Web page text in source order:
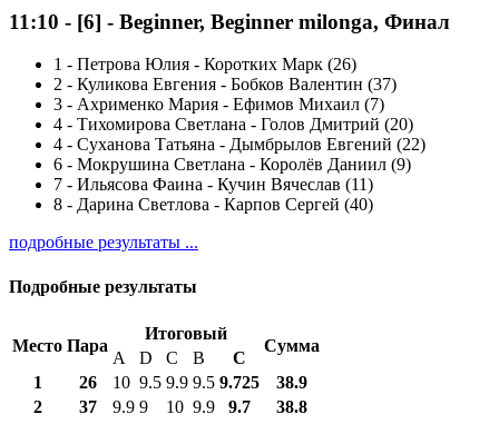
11:10 - [6] - Beginner, Beginner milonga, Финал
1 - Петрова Юлия - Коротких Марк (26)
2 - Куликова Евгения - Бобков Валентин (37)
3 - Ахрименко Мария - Ефимов Михаил (7)
4 - Тихомирова Светлана - Голов Дмитрий (20)
4 - Суханова Татьяна - Дымбрылов Евгений (22)
6 - Мокрушина Светлана - Королёв Даниил (9)
7 - Ильясова Фаина - Кучин Вячеслав (11)
8 - Дарина Светлова - Карпов Сергей (40)
подробные результаты ...
Подробные результаты
Место Пара
Итоговый
Сумма
A D C B
С
1
26 10 9.5 9.9 9.5 9.725
38.9
2
37 9.9 9 10 9.9 9.7
38.8